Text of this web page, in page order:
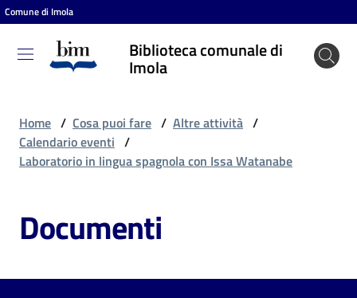
Vai al contenuto
Vai alla navigazione
Vai al footer
Comune di Imola
Biblioteca comunale di
Imola
Biblioteca
comunale
Cosa
fare
Home / Cosa puoi fare / Altre attività /
Calendario eventi /
Laboratorio in lingua spagnola con Issa Watanabe
Documenti